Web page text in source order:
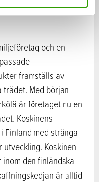
Europa, där det
och en
framställs av
Med början
är företaget nu en
Koskinens
Finland med stränga
Koskinen
den finländska
är alltid